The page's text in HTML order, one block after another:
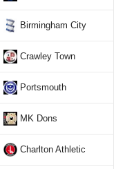
Birmingham City
Crawley Town
Portsmouth
MK Dons
Charlton Athletic